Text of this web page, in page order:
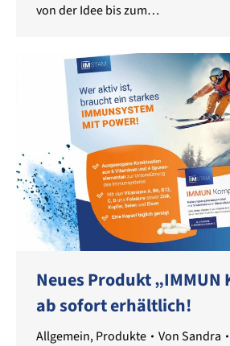
von der Idee bis zum…
Neues Produkt „IMMUN
ab sofort erhältlich!
Allgemein,Produkte VonSandra